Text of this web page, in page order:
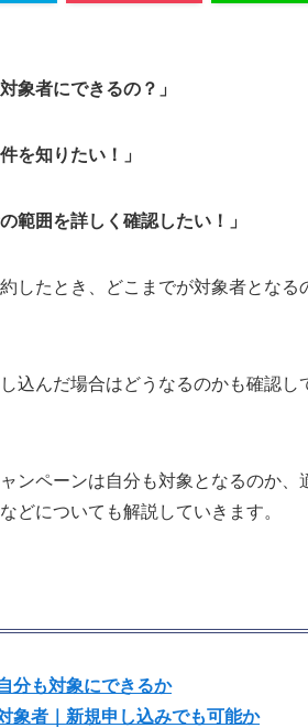
象者にできるの？」
を知りたい！」
範囲を詳しく確認したい！」
したとき、どこまでが対象者となる
込んだ場合はどうなるのかも確認し
ンペーンは自分も対象となるのか、
どについても解説していきます。
分も対象にできるか
象者｜新規申し込みでも可能か